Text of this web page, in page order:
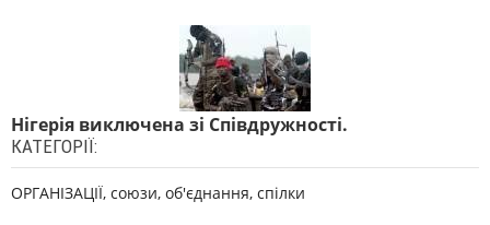
Нігерія виключена зі Співдружності.
КАТЕГОРІЇ:
ОРГАНІЗАЦІЇ, союзи, об'єднання, спілки